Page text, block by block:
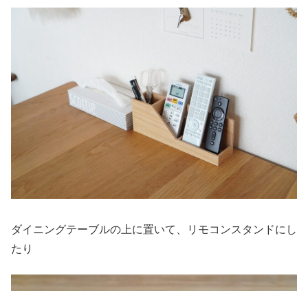
ダイニングテーブルの上に置いて、リモコンスタンドにし
たり